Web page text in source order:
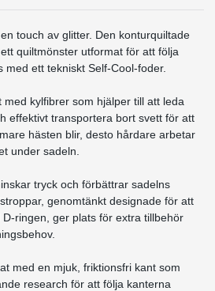
touch av glitter. Den konturquiltade
quiltmönster utformat för att följa
ett tekniskt Self-Cool-foder.
kylfibrer som hjälper till att leda
effektivt transportera bort svett för att
hästen blir, desto hårdare arbetar
under sadeln.
tryck och förbättrar sadelns
genomtänkt designade för att
ringen, ger plats för extra tillbehör
med en mjuk, friktionsfri kant som
research för att följa kanterna